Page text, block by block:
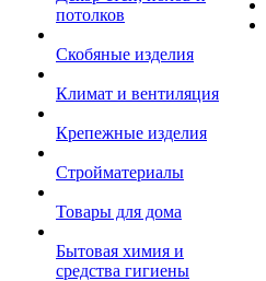
потолков
Скобяные изделия
Климат и вентиляция
Крепежные изделия
Стройматериалы
Товары для дома
Бытовая химия и
средства гигиены